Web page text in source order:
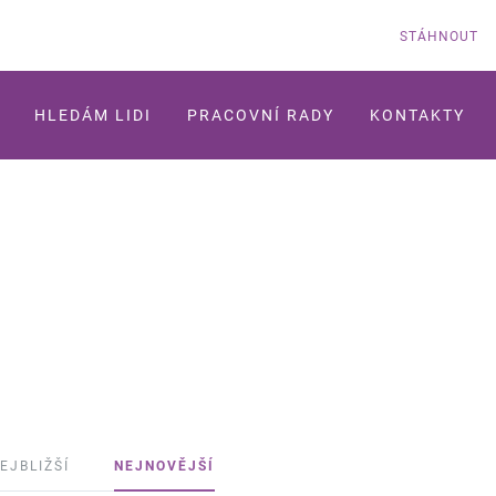
STÁHNOUT
HLEDÁM LIDI PRACOVNÍ RADY KONTAKTY
NEJNOVĚJŠÍ